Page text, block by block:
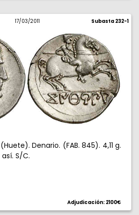
17/03/2011 Subasta 232-1
Denario. (FAB. 845). 4,11 g.
S/C.
Adjudicación: 2100€